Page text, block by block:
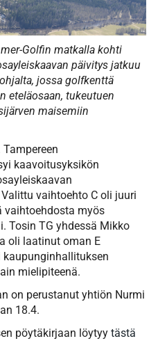
Golfin matkalla kohti
päivitys jatkuu
jossa golfkenttä
eteläosaan, tukeutuen
maisemiin
kaavoitusyksikön
vaihtoehto C oli juuri
vaihtoehdosta myös
Tosin TG yhdessä Mikko
oli laatinut oman E
mielipiteenä.
on perustanut yhtiön Nurmi
18.4.
pöytäkirjaan löytyy tästä